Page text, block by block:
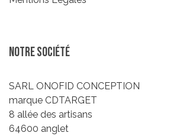
Notre société
SARL ONOFID CONCEPTION
marque CDTARGET
8 allée des artisans
64600 anglet